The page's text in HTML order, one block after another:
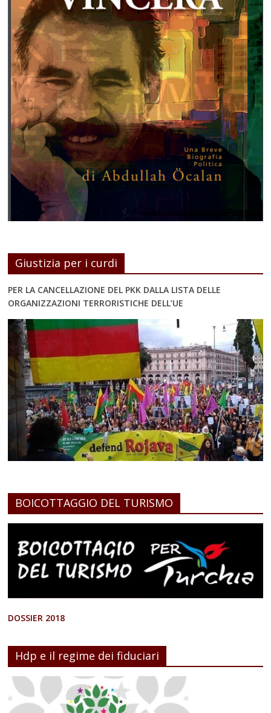
Giustizia per i curdi
PER LA CANCELLAZIONE DEL PKK DALLA LISTA DELLE
ORGANIZZAZIONI TERRORISTICHE DELL’UE
BOICOTTAGGIO DEL TURISMO
DOSSIER 2018
Hdp e il regime dei fiduciari